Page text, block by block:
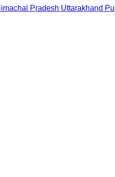
Pradesh Uttarakhand